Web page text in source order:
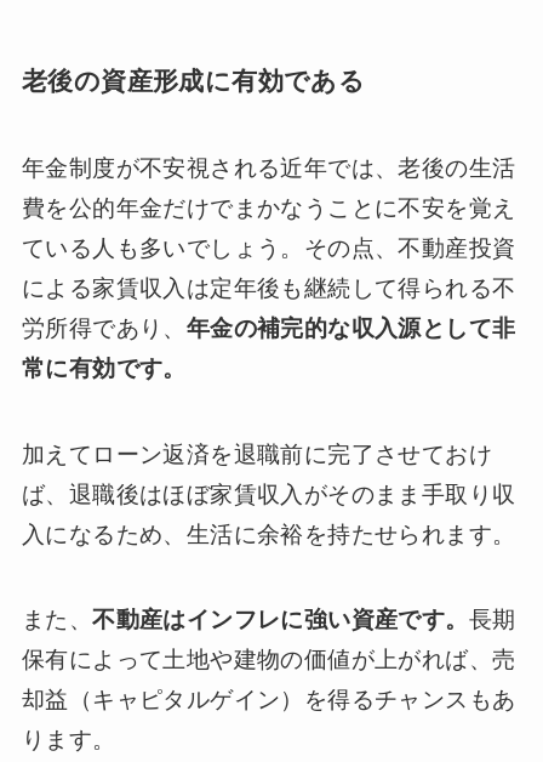
老後の資産形成に有効である
年金制度が不安視される近年では、老後の生活
費を公的年金だけでまかなうことに不安を覚え
ている人も多いでしょう。その点、不動産投資
による家賃収入は定年後も継続して得られる不
労所得であり、 年金の補完的な収入源として非
常に有効です。
加えてローン返済を退職前に完了させておけ
ば、退職後はほぼ家賃収入がそのまま手取り収
入になるため、生活に余裕を持たせられます。
また、不動産はインフレに強い資産です。 長期
保有によって土地や建物の価値が上がれば、売
却益（キャピタルゲイン）を得るチャンスもあ
ります。